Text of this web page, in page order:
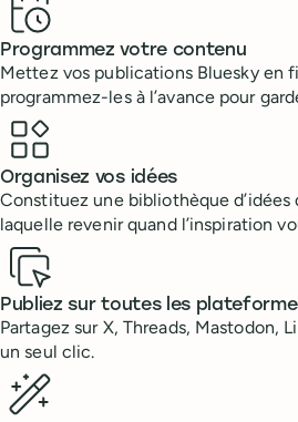
Programmez votre contenu
Mettez vos publications Bluesky en
programmez-les à l’avance pour
Organisez vos idées
Constituez une bibliothèque d’idées
laquelle revenir quand l’inspiration
Publiez sur toutes les
Partagez sur X, Threads, Mastodon,
un seul clic.